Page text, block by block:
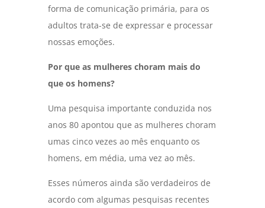
forma de comunicação primária, para os
adultos trata-se de expressar e processar
nossas emoções.
Por que as mulheres choram mais do
que os homens?
Uma pesquisa importante conduzida nos
anos 80 apontou que as mulheres choram
umas cinco vezes ao mês enquanto os
homens, em média, uma vez ao mês.
Esses números ainda são verdadeiros de
acordo com algumas pesquisas recentes